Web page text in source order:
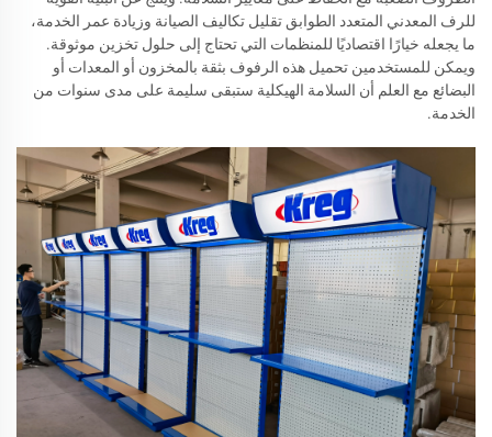
للرف المعدني المتعدد الطوابق تقليل تكاليف الصيانة وزيادة عمر الخدمة،
ما يجعله خيارًا اقتصاديًا للمنظمات التي تحتاج إلى حلول تخزين موثوقة.
ويمكن للمستخدمين تحميل هذه الرفوف بثقة بالمخزون أو المعدات أو
البضائع مع العلم أن السلامة الهيكلية ستبقى سليمة على مدى سنوات من
الخدمة.